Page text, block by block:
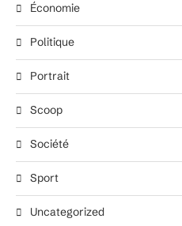
Économie
Politique
Portrait
Scoop
Société
Sport
Uncategorized